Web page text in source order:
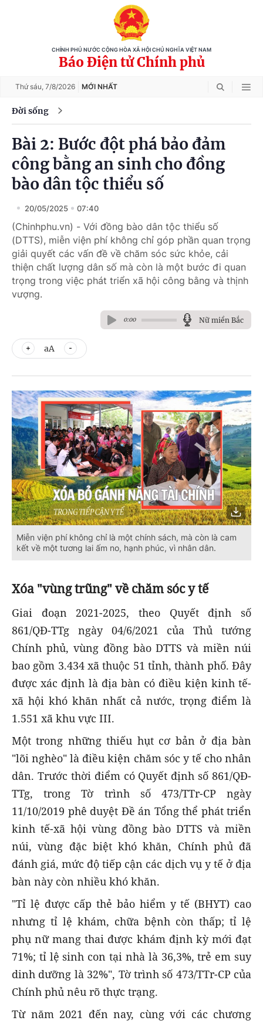
CHÍNH PHỦ NƯỚC CỘNG HÒA XÃ HỘI CHỦ NGHĨA VIỆT NAM
Báo Điện tử Chính phủ
Thứ sáu, 7/8/2026 MỚI NHẤT
Đời sống
Bài 2: Bước đột phá bảo đảm
công bằng an sinh cho đồng
bào dân tộc thiểu số
20/05/2025 07:40
(Chinhphu.vn) - Với đồng bào dân tộc thiểu số
(DTTS), miễn viện phí không chỉ góp phần quan trọng
giải quyết các vấn đề về chăm sóc sức khỏe, cải
thiện chất lượng dân số mà còn là một bước đi quan
trọng trong việc phát triển xã hội công bằng và thịnh
vượng.
0:00 Nữ miền Bắc
aA
Miễn viện phí không chỉ là một chính sách, mà còn là cam
kết về một tương lai ấm no, hạnh phúc, vì nhân dân.
Xóa "vùng trũng" về chăm sóc y tế
Giai đoạn 2021-2025, theo Quyết định số
861/QĐ-TTg ngày 04/6/2021 của Thủ tướng
Chính phủ, vùng đồng bào DTTS và miền núi
bao gồm 3.434 xã thuộc 51 tỉnh, thành phố. Đây
được xác định là địa bàn có điều kiện kinh tế-
xã hội khó khăn nhất cả nước, trọng điểm là
1.551 xã khu vực III.
Một trong những thiếu hụt cơ bản ở địa bàn
"lõi nghèo" là điều kiện chăm sóc y tế cho nhân
dân. Trước thời điểm có Quyết định số 861/QĐ-
TTg, trong Tờ trình số 473/TTr-CP ngày
11/10/2019 phê duyệt Đề án Tổng thể phát triển
kinh tế-xã hội vùng đồng bào DTTS và miền
núi, vùng đặc biệt khó khăn, Chính phủ đã
đánh giá, mức độ tiếp cận các dịch vụ y tế ở địa
bàn này còn nhiều khó khăn.
"Tỉ lệ được cấp thẻ bảo hiểm y tế (BHYT) cao
nhưng tỉ lệ khám, chữa bệnh còn thấp; tỉ lệ
phụ nữ mang thai được khám định kỳ mới đạt
71%; tỉ lệ sinh con tại nhà là 36,3%, trẻ em suy
dinh dưỡng là 32%", Tờ trình số 473/TTr-CP của
Chính phủ nêu rõ thực trạng.
Từ năm 2021 đến nay, cùng với các chương